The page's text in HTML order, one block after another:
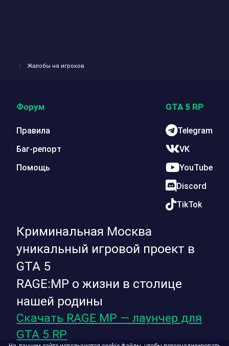
Жалобы на игроков
Криминальная Москва
уникальный игровой проект в
GTA 5
RAGE:MP о жизни в столице
нашей родины
Скачать RAGE MP — лаунчер для
GTA 5 RP
Форум
Правила
Баг-репорт
Помощь
GTA 5 RP
Telegram
VK
YouTube
Discord
TikTok